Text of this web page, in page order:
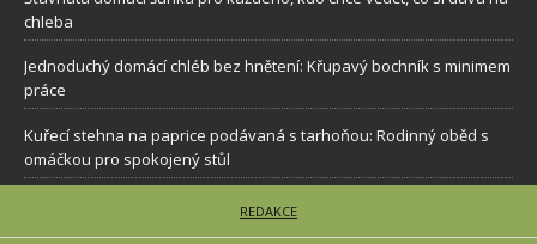
chleba
Jednoduchý domácí chléb bez hnětení: Křupavý bochník s minimem
práce
Kuřecí stehna na paprice podávaná s tarhoňou: Rodinný oběd s
omáčkou pro spokojený stůl
REDAKCE